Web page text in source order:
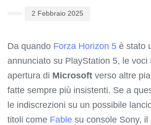
2 Febbraio 2025
Da quando Forza Horizon 5 è stato
annunciato su PlayStation 5, le voci
apertura di Microsoft verso altre
fatte sempre più insistenti. Se a
le indiscrezioni su un possibile
titoli come Fable su console Sony,